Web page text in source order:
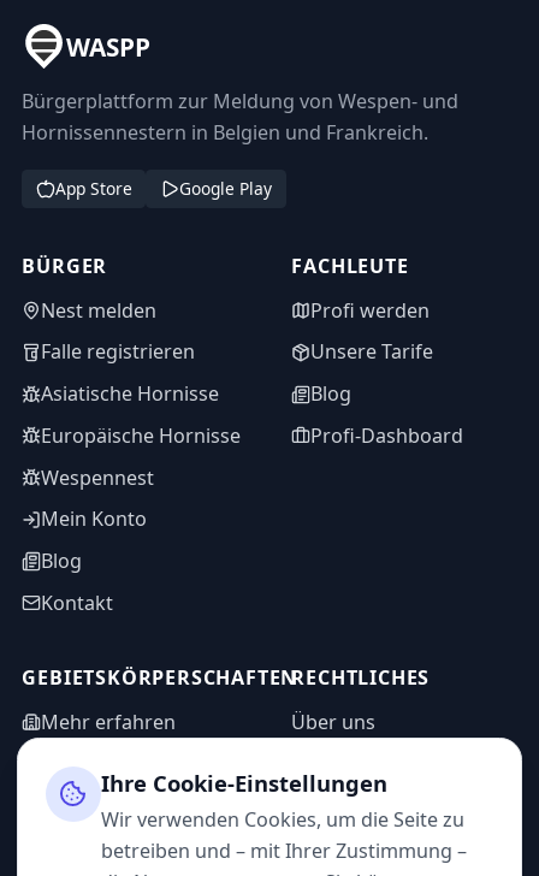
WASPP
Bürgerplattform zur Meldung von Wespen- und
Hornissennestern in Belgien und Frankreich.
App Store Google Play
BÜRGER
Nest melden
Falle registrieren
Asiatische Hornisse
Europäische Hornisse
Wespennest
Mein Konto
Blog
Kontakt
FACHLEUTE
Profi werden
Unsere Tarife
Blog
Profi-Dashboard
GEBIETSKÖRPERSCHAFTEN
Mehr erfahren
Informationsanfrage
Admin-Bereich
RECHTLICHES
Über uns
Impressum
Datenschutz
Ihre Cookie-Einstellungen
Wir verwenden Cookies, um die Seite zu
betreiben und – mit Ihrer Zustimmung –